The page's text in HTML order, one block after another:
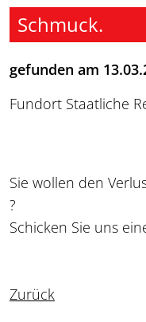
Schmuck.
gefunden am
Fundort Staatliche
Sie wollen den
?
Schicken Sie uns
Zurück